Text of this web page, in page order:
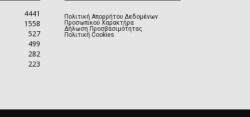
4441
1558
527
499
282
223
Πολιτική Απορρήτου Δεδομένων
Προσωπικού Χαρακτήρα
Δήλωση Προσβασιμότητας
Πολιτική Cookies